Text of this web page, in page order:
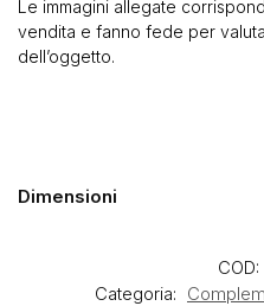
Le immagini allegate
vendita e fanno fede per
dell’oggetto.
Dimensioni
COD:
Categoria: